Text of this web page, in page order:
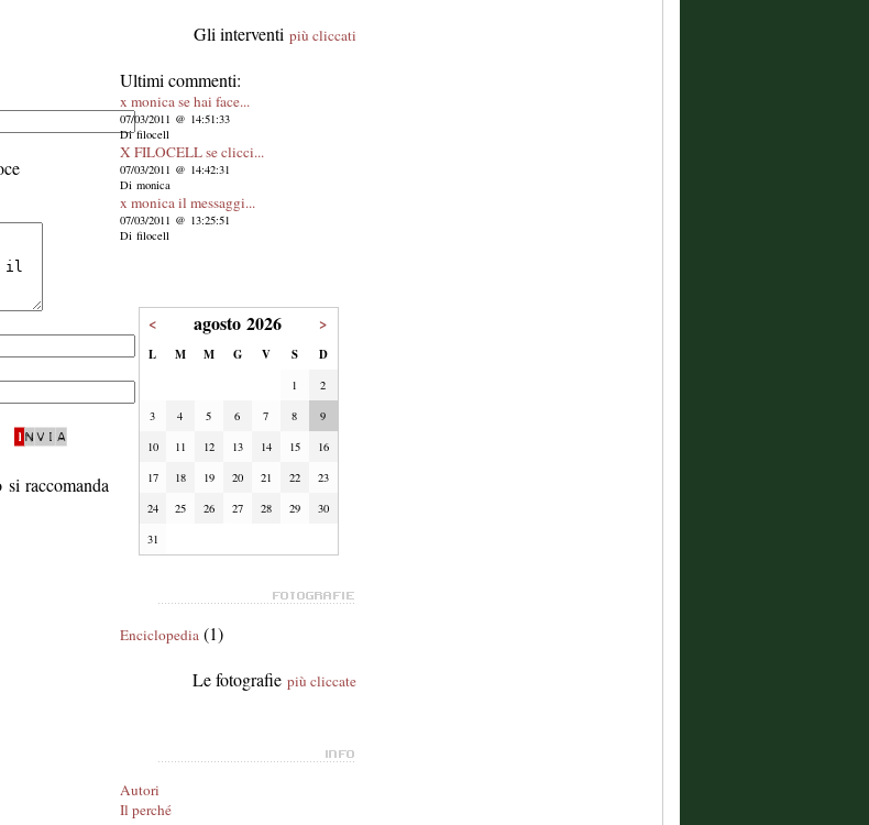
raccomanda
Gli interventi più cliccati
Ultimi commenti:
x monica se hai face...
07/03/2011 @ 14:51:33
Di filocell
X FILOCELL se clicci...
07/03/2011 @ 14:42:31
Di monica
x monica il messaggi...
07/03/2011 @ 13:25:51
Di filocell
< agosto 2026 >
L M M G V S D
1
2
3
4 5 6 7 8
9
10
11 12 13 14 15
16
17
18 19 20 21 22
23
24
25 26 27 28 29
30
31
Enciclopedia (1)
Le fotografie più cliccate
Autori
Il perché